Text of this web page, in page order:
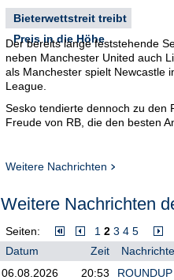
Bieterwettstreit treibt
Preis in die Höhe
Der bereits lange feststehende
neben Manchester United auch
als Manchester spielt Newcastle
League.
Sesko tendierte dennoch zu den
Freude von RB, die den besten
Mal und leistete zu sieben
Weitere Nachrichten
Weitere Nachrichten
Seiten: 1 2 3 4 5
Datum
Zeit
06.08.2026
20:53